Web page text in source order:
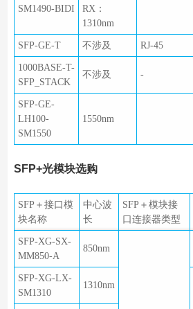
SM1490-BIDI
RX：
1310nm
SFP-GE-T 不涉及 RJ-45
1000BASE-T-
SFP_STACK
不涉及 -
SFP-GE-
LH100-
SM1550
1550nm
SFP+光模块选购
SFP＋接口模
块名称
中心波
长
SFP＋模块接
口连接器类型
SFP-XG-SX-
MM850-A
850nm
SFP-XG-LX-
SM1310
1310nm